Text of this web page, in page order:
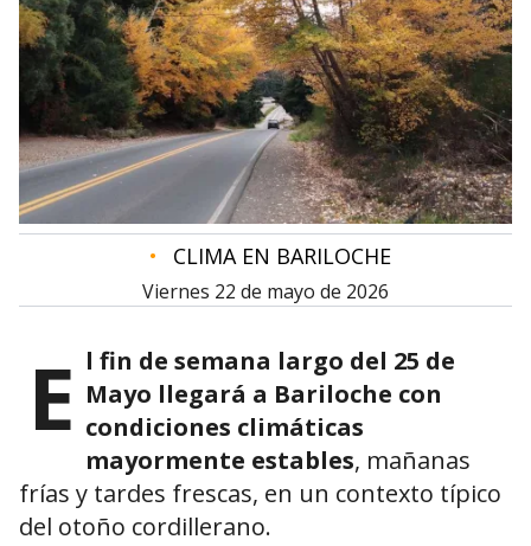
• CLIMA EN BARILOCHE
viernes 22 de mayo de 2026
E l fin de semana largo del 25 de
Mayo llegará a Bariloche con
condiciones climáticas
mayormente estables, mañanas
frías y tardes frescas, en un contexto típico
del otoño cordillerano.